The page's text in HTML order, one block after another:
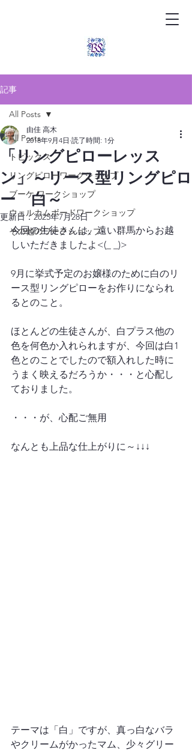
記事
All Posts
トピックス
リングピローワークショップ
ブーケ ワークショップ
ウェルカムボードワークショップ
その他のワークショップ
All Posts
「リングピローレッス
ン」～リース型リングピロ
ー 白～
由佳 高木
2018年9月4日 読了時間: 1分
更新日：2025年7月28日
今回の生徒さんは、遠い群馬からお越
しいただきましたよ<(_ _)>
9月に挙式予定のお嬢様のために白のリ
ース型リングピローをお作りになられ
るとのこと。
ほとんどの生徒さんが、白プラス他の
色を何色か入れられますが、今回は白1
色とのことでしたので額入れした時に
うまく映えるだろうか・・・と心配し
ておりました。
・・・が、心配ご無用
なんとも上品な仕上がりに～↓↓↓
テーマは「白」ですが、真っ白なバラ
やクリームがかったマム、少々グリー